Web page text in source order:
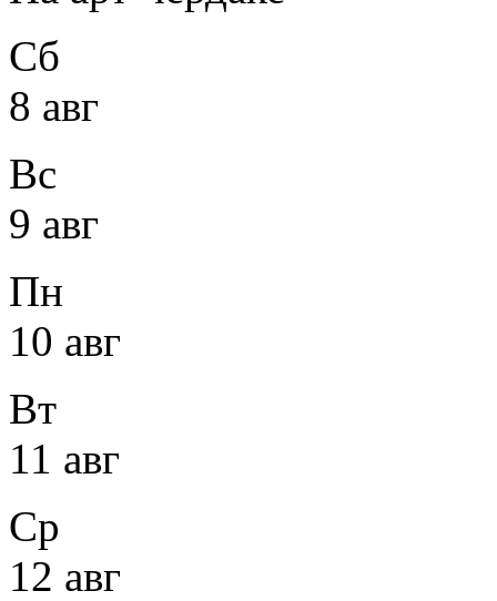
Сб
8 авг
Вс
9 авг
Пн
10 авг
Вт
11 авг
Ср
12 авг